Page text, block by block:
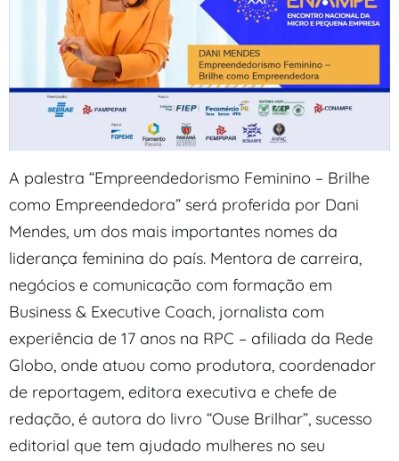
A palestra “Empreendedorismo Feminino – Brilhe
como Empreendedora” será proferida por Dani
Mendes, um dos mais importantes nomes da
liderança feminina do país. Mentora de carreira,
negócios e comunicação com formação em
Business & Executive Coach, jornalista com
experiência de 17 anos na RPC – afiliada da Rede
Globo, onde atuou como produtora, coordenador
de reportagem, editora executiva e chefe de
redação, é autora do livro “Ouse Brilhar”, sucesso
editorial que tem ajudado mulheres no seu